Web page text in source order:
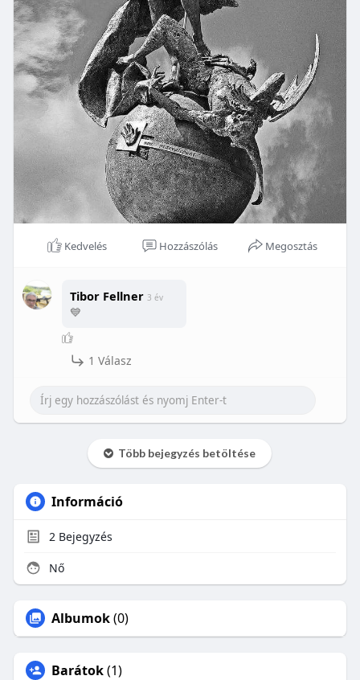
Kedvelés Hozzászólás Megosztás
Tibor Fellner 3 év
💙
1 Válasz
Több bejegyzés betöltése
Információ
2 Bejegyzés
Nő
Albumok(0)
Barátok(1)